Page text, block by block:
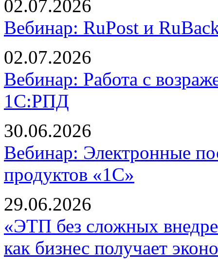
02.07.2026
Вебинар: RuPost и
02.07.2026
Вебинар: Работа с
1С:РПД
30.06.2026
Вебинар: Электронные
продуктов «1С»
29.06.2026
«ЭТП без сложных
как бизнес получает